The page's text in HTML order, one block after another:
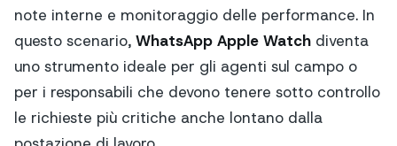
note interne e monitoraggio delle performance. In
questo scenario, WhatsApp Apple Watch diventa
uno strumento ideale per gli agenti sul campo o
per i responsabili che devono tenere sotto controllo
le richieste più critiche anche lontano dalla